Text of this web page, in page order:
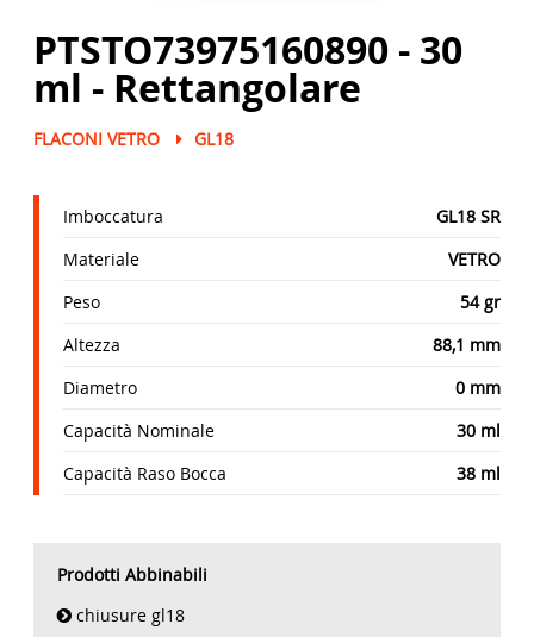
PTSTO73975160890 - 30
ml - Rettangolare
FLACONI VETRO GL18
Imboccatura
GL18 SR
Materiale
VETRO
Peso
54 gr
Altezza
88,1 mm
Diametro
0 mm
Capacità Nominale
30 ml
Capacità Raso Bocca
38 ml
Prodotti Abbinabili
chiusure gl18